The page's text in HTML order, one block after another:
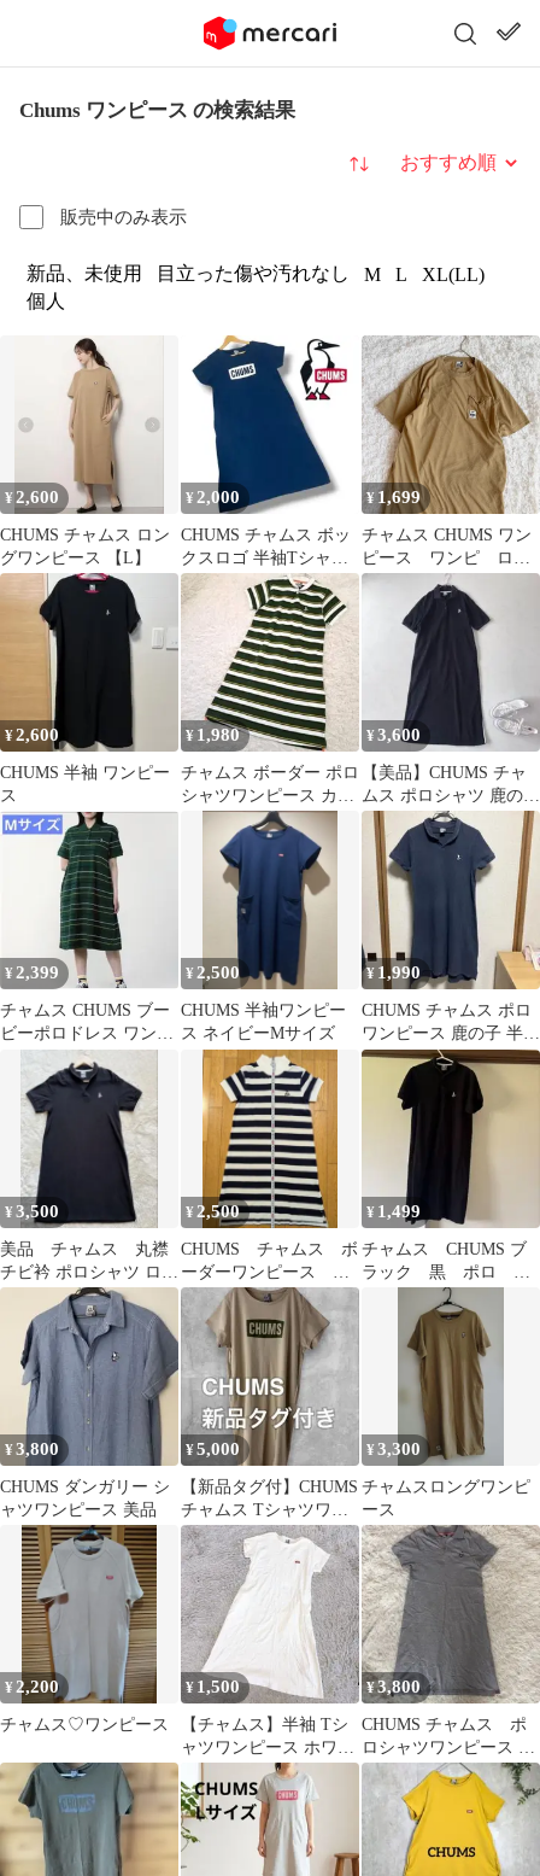
Chums ワンピース の検索結果
販売中のみ表示
並び替え
新品、未使用 目立った傷や汚れなし M L
XL(LL)
個人
¥2,600
CHUMS チャムス ロン
グワンピース 【L】
¥ 2,000
CHUMS チャムス ボッ
クスロゴ 半袖Tシャツ
ワンピース ネイビー M
¥ 1,699
チャムス CHUMS ワン
ピース ワンピ ロン
グ カーキ ポケッ
ト フレイム リターダ
ント ラウンド ヘム ド
¥2,600
CHUMS 半袖 ワンピー
ス
¥ 1,980
チャムス ボーダー ポロ
シャツワンピース カー
キ茶 黄 白 L
¥3,600
【美品】CHUMS チャ
ムス ポロシャツ 鹿の子
ロングワンピース コッ
トンM黒
¥2,399
チャムス CHUMS ブー
ビーポロドレス ワンピ
ース ポロシャツ ポロワ
¥2,500
CHUMS 半袖ワンピー
ス ネイビーMサイズ
¥ 1,990
CHUMS チャムス ポロ
ワンピース 鹿の子 半袖
ネイビー L
¥3,500
美品 チャムス 丸襟
チビ衿 ポロシャツ ロン
グワンピース ブラッ
ク L 丸衿
¥ 2,500
CHUMS チャムス ボ
ーダーワンピース レ
ディースM
¥ 1,499
チャムス CHUMS ブ
ラック 黒 ポロ ワ
¥3,800
CHUMS ダンガリー シ
ャツワンピース 美品
¥5,000
【新品タグ付】CHUMS
チャムス Tシャツワン
ピース ベージュ M
¥3,300
チャムスロングワンピ
ース
¥ 2,200
チャムス♡ワンピース
¥ 1,500
【チャムス】半袖 Tシ
ャツワンピース ホワイ
ト Lサイズ 胸元ロゴ
CHUMS
¥3,800
CHUMS チャムス ポ
ロシャツワンピース グ
レー 半袖 Mサイズ